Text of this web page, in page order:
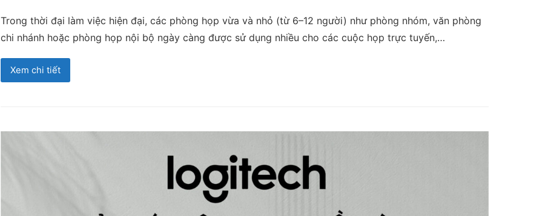
Trong thời đại làm việc hiện đại, các phòng họp vừa và nhỏ (từ 6–12 người) như phòng nhóm, văn phòng
chi nhánh hoặc phòng họp nội bộ ngày càng được sử dụng nhiều cho các cuộc họp trực tuyến,…
Xem chi tiết